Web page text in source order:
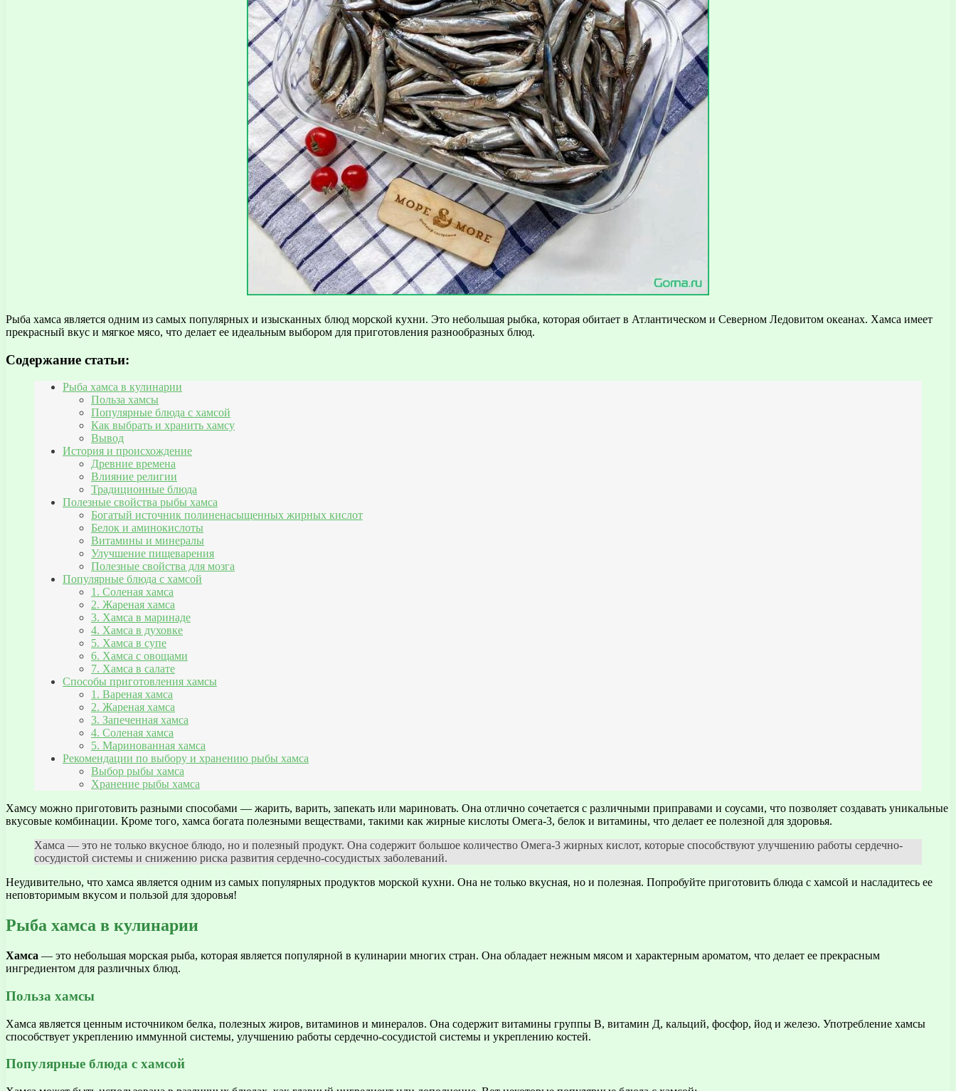
Рыба хамса является одним из самых популярных и изысканных блюд морской кухни. Это небольшая рыбка, которая обитает в Атлантическом и Северном Ледовитом океанах. Хамса имеет
прекрасный вкус и мягкое мясо, что делает ее идеальным выбором для приготовления разнообразных блюд.
Содержание статьи:
Рыба хамса в кулинарии
Польза хамсы
Популярные блюда с хамсой
Как выбрать и хранить хамсу
Вывод
История и происхождение
Древние времена
Влияние религии
Традиционные блюда
Полезные свойства рыбы хамса
Богатый источник полиненасыщенных жирных кислот
Белок и аминокислоты
Витамины и минералы
Улучшение пищеварения
Полезные свойства для мозга
Популярные блюда с хамсой
1. Соленая хамса
2. Жареная хамса
3. Хамса в маринаде
4. Хамса в духовке
5. Хамса в супе
6. Хамса с овощами
7. Хамса в салате
Способы приготовления хамсы
1. Вареная хамса
2. Жареная хамса
3. Запеченная хамса
4. Соленая хамса
5. Маринованная хамса
Рекомендации по выбору и хранению рыбы хамса
Выбор рыбы хамса
Хранение рыбы хамса
Хамсу можно приготовить разными способами — жарить, варить, запекать или мариновать. Она отлично сочетается с различными приправами и соусами, что позволяет создавать уникальные
вкусовые комбинации. Кроме того, хамса богата полезными веществами, такими как жирные кислоты Омега-3, белок и витамины, что делает ее полезной для здоровья.
Хамса — это не только вкусное блюдо, но и полезный продукт. Она содержит большое количество Омега-3 жирных кислот, которые способствуют улучшению работы сердечно-
сосудистой системы и снижению риска развития сердечно-сосудистых заболеваний.
Неудивительно, что хамса является одним из самых популярных продуктов морской кухни. Она не только вкусная, но и полезная. Попробуйте приготовить блюда с хамсой и насладитесь ее
неповторимым вкусом и пользой для здоровья!
Рыба хамса в кулинарии
Хамса — это небольшая морская рыба, которая является популярной в кулинарии многих стран. Она обладает нежным мясом и характерным ароматом, что делает ее прекрасным
ингредиентом для различных блюд.
Польза хамсы
Хамса является ценным источником белка, полезных жиров, витаминов и минералов. Она содержит витамины группы В, витамин Д, кальций, фосфор, йод и железо. Употребление хамсы
способствует укреплению иммунной системы, улучшению работы сердечно-сосудистой системы и укреплению костей.
Популярные блюда с хамсой